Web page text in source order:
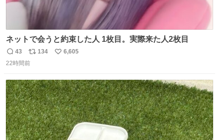
ネットで会うと約束した人 1枚目。実際来た人2枚目
返
信
43
リ
ポ
ト
数
134
い
数
6,605
22時間前